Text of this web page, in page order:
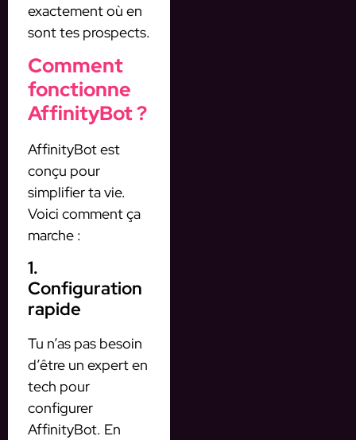
exactement où en
sont tes prospects.
Comment
fonctionne
AffinityBot ?
AffinityBot est
conçu pour
simplifier ta vie.
Voici comment ça
marche :
1.
Configuration
rapide
Tu n’as pas besoin
d’être un expert en
tech pour
configurer
AffinityBot. En